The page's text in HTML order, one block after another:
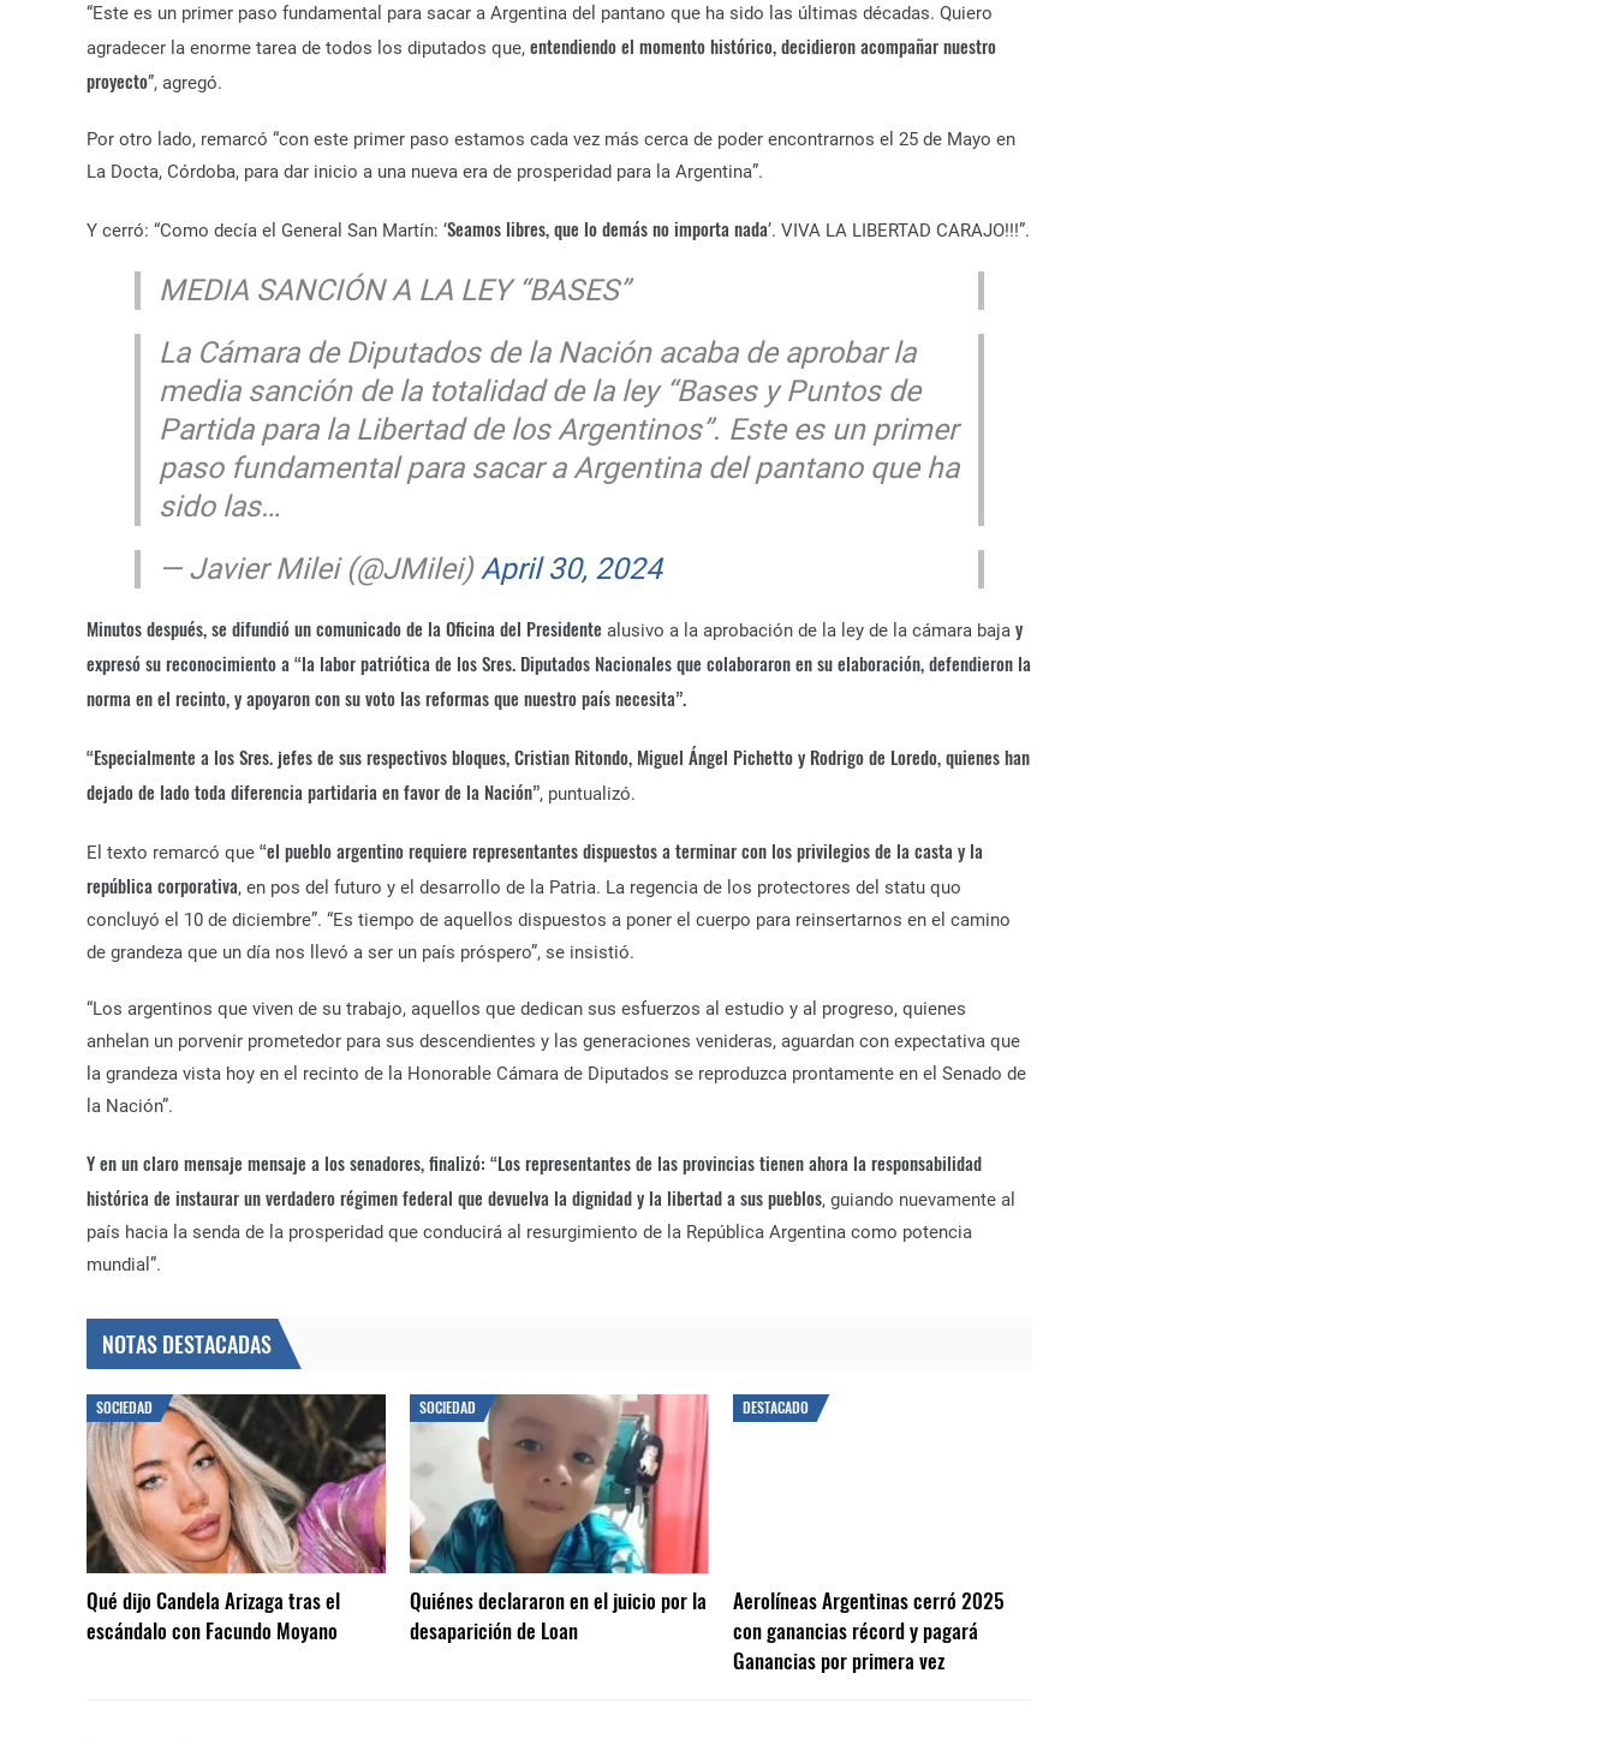
“Este es un primer paso fundamental para sacar a Argentina del pantano que ha sido las últimas décadas. Quiero
agradecer la enorme tarea de todos los diputados que, entendiendo el momento histórico, decidieron acompañar nuestro
proyecto”, agregó.
Por otro lado, remarcó “con este primer paso estamos cada vez más cerca de poder encontrarnos el 25 de Mayo en
La Docta, Córdoba, para dar inicio a una nueva era de prosperidad para la Argentina”.
Y cerró: “Como decía el General San Martín: ‘Seamos libres, que lo demás no importa nada’. VIVA LA LIBERTAD CARAJO!!!”.
MEDIA SANCIÓN A LA LEY “BASES”
La Cámara de Diputados de la Nación acaba de aprobar la
media sanción de la totalidad de la ley “Bases y Puntos de
Partida para la Libertad de los Argentinos”. Este es un primer
paso fundamental para sacar a Argentina del pantano que ha
sido las…
— Javier Milei (@JMilei)April 30, 2024
Minutos después, se difundió un comunicado de la Oficina del Presidente alusivo a la aprobación de la ley de la cámara baja y
expresó su reconocimiento a “la labor patriótica de los Sres. Diputados Nacionales que colaboraron en su elaboración, defendieron la
norma en el recinto, y apoyaron con su voto las reformas que nuestro país necesita”.
“Especialmente a los Sres. jefes de sus respectivos bloques, Cristian Ritondo, Miguel Ángel Pichetto y Rodrigo de Loredo, quienes han
dejado de lado toda diferencia partidaria en favor de la Nación”, puntualizó.
El texto remarcó que “el pueblo argentino requiere representantes dispuestos a terminar con los privilegios de la casta y la
república corporativa, en pos del futuro y el desarrollo de la Patria. La regencia de los protectores del statu quo
concluyó el 10 de diciembre”. “Es tiempo de aquellos dispuestos a poner el cuerpo para reinsertarnos en el camino
de grandeza que un día nos llevó a ser un país próspero”, se insistió.
“Los argentinos que viven de su trabajo, aquellos que dedican sus esfuerzos al estudio y al progreso, quienes
anhelan un porvenir prometedor para sus descendientes y las generaciones venideras, aguardan con expectativa que
la grandeza vista hoy en el recinto de la Honorable Cámara de Diputados se reproduzca prontamente en el Senado de
la Nación”.
Y en un claro mensaje mensaje a los senadores, finalizó: “Los representantes de las provincias tienen ahora la responsabilidad
histórica de instaurar un verdadero régimen federal que devuelva la dignidad y la libertad a sus pueblos, guiando nuevamente al
país hacia la senda de la prosperidad que conducirá al resurgimiento de la República Argentina como potencia
mundial”.
NOTAS DESTACADAS
SOCIEDAD
Qué dijo Candela Arizaga tras el
escándalo con Facundo Moyano
SOCIEDAD
Quiénes declararon en el juicio por la
desaparición de Loan
DESTACADO
Aerolíneas Argentinas cerró 2025
con ganancias récord y pagará
Ganancias por primera vez